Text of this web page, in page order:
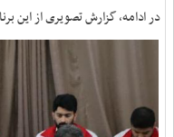
در ادامه، گزارش تصویری از این